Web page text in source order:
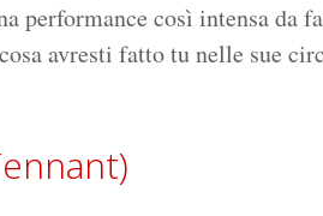
performance così intensa da
avresti fatto tu nelle sue